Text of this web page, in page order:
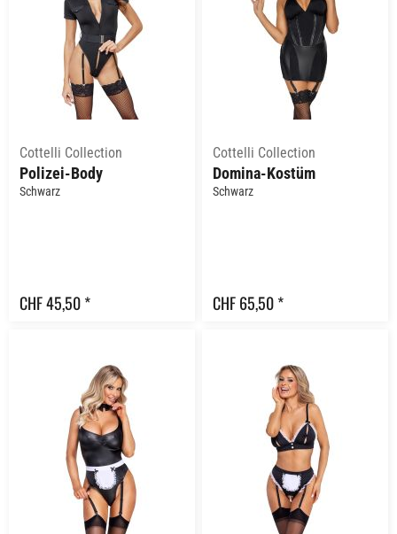
Cottelli Collection
Polizei-Body
Schwarz
CHF 45,50 *
Cottelli Collection
Domina-Kostüm
Schwarz
CHF 65,50 *